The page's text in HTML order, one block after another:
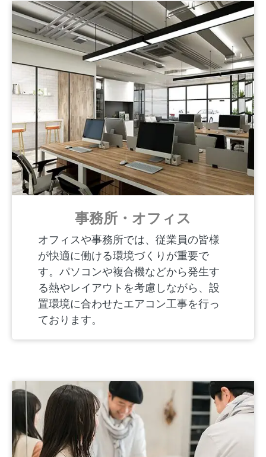
事務所・オフィス
オフィスや事務所では、従業員の皆様
が快適に働ける環境づくりが重要で
す。パソコンや複合機などから発生す
る熱やレイアウトを考慮しながら、設
置環境に合わせたエアコン工事を行っ
ております。